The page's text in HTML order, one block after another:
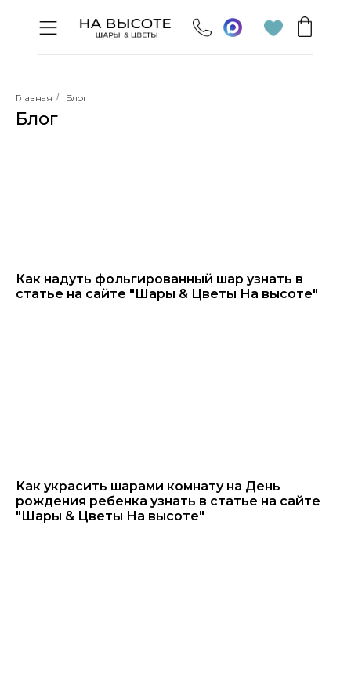
Главная / Блог
Блог
Как надуть фольгированный шар узнать в
статье на сайте "Шары & Цветы На высоте"
Как украсить шарами комнату на День
рождения ребенка узнать в статье на сайте
"Шары & Цветы На высоте"